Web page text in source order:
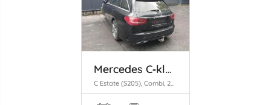
Mercedes C‑klasse